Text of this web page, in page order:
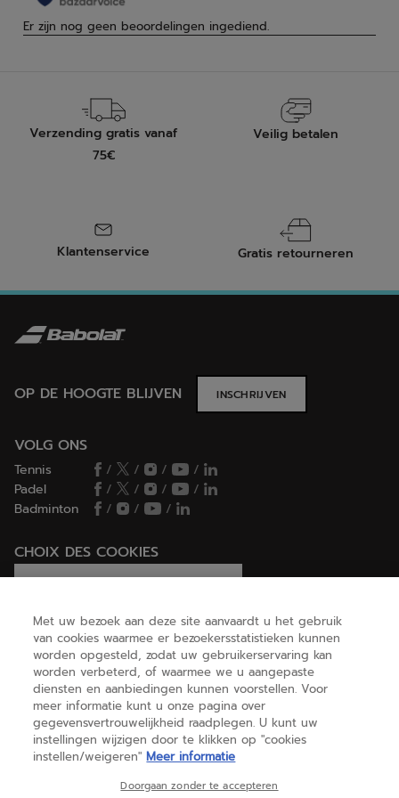
Verzending gratis vanaf
75€
Veilig betalen
Klantenservice Gratis retourneren
OP DE HOOGTE BLIJVEN INSCHRIJVEN
VOLG ONS
Tennis / / /
/
Padel
/ / /
/
Badminton
/ / /
CHOIX DES COOKIES
HELP
OVER ONS
(nederlands)
Met uw bezoek aan deze site aanvaardt u het gebruik
van cookies waarmee er bezoekersstatistieken kunnen
worden opgesteld, zodat uw gebruikerservaring kan
worden verbeterd, of waarmee we u aangepaste
diensten en aanbiedingen kunnen voorstellen. Voor
meer informatie kunt u onze pagina over
gegevensvertrouwelijkheid raadplegen. U kunt uw
instellingen wijzigen door te klikken op "cookies
instellen/weigeren" Meer informatie
Doorgaan zonder te accepteren